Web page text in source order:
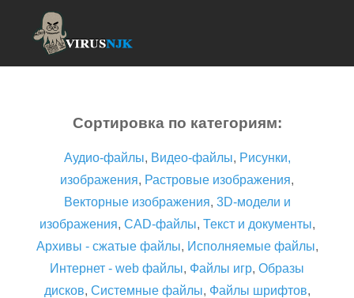
Сортировка по категориям:
Аудио-файлы, Видео-файлы, Рисунки,
изображения, Растровые изображения,
Векторные изображения, 3D-модели и
изображения, CAD-файлы, Текст и документы,
Архивы - сжатые файлы, Исполняемые файлы,
Интернет - web файлы, Файлы игр, Образы
дисков, Системные файлы, Файлы шрифтов,